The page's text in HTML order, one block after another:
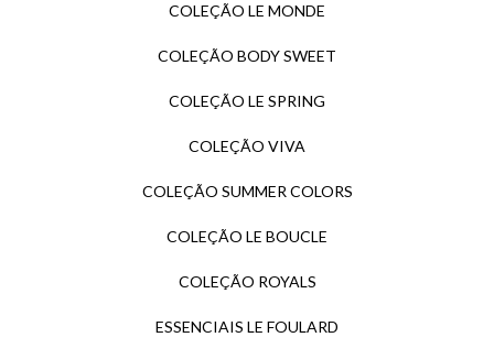
COLEÇÃO LE MONDE
COLEÇÃO BODY SWEET
COLEÇÃO LE SPRING
COLEÇÃO VIVA
COLEÇÃO SUMMER COLORS
COLEÇÃO LE BOUCLE
COLEÇÃO ROYALS
ESSENCIAIS LE FOULARD